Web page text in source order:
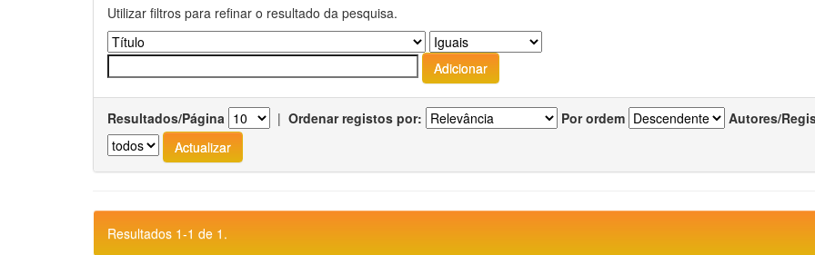
Utilizar filtros para refinar o resultado da pesquisa.
Resultados/Página | Ordenar registos por: Por ordem Autores/
Resultados 1-1 de 1.